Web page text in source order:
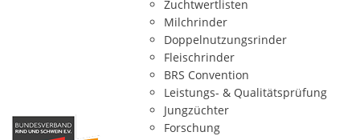
Zuchtwertlisten
Milchrinder
Doppelnutzungsrinder
Fleischrinder
BRS Convention
Leistungs- & Qualitätsprüfung
Jungzüchter
Forschung